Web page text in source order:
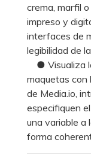
crema, marfil
impreso y
interfaces de
legibilidad de
● Visualiza
maquetas con
de Media.io,
especifiquen
una variable a
forma